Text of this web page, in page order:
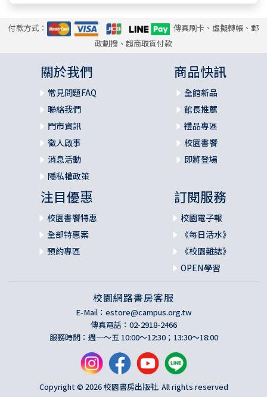
付款方式：
傳真刷卡、虛擬轉帳、郵
政劃撥、超商取貨付款
關於我們
常見問題FAQ
聯絡我們
門市資訊
徵人啟事
消息活動
隱私權政策
商品快訊
全館新品
館長推薦
禮品專區
校園書饗
即將登場
注目優惠
校園書饗特惠
全部特惠案
預約專區
訂閱服務
校園電子報
《每日活水》
《校園雜誌》
OPEN學習
校園網路書房客服
E-Mail： estore@campus.org.tw
傳真電話：02-2918-2466
服務時間：週一～五 10:00～12:30；13:30～18:00
Copyright © 2026 校園書房出版社. All rights reserved